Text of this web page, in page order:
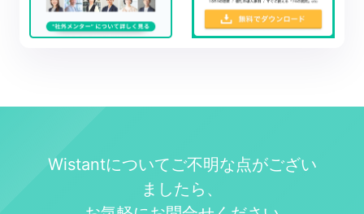
Wistantについてご不明な点がござい
ましたら、